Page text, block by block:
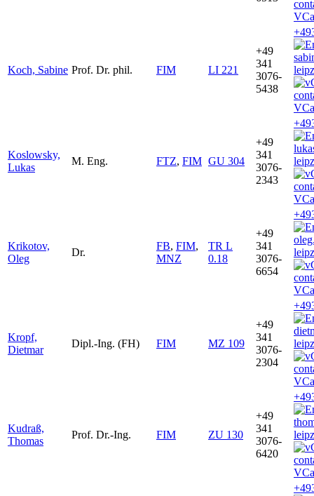
Koch, Sabine Prof. Dr. phil. FIM LI 221
+49
341
3076-
5438
Koslowsky,
Lukas
M. Eng. FTZ, FIM GU 304
+49
341
3076-
2343
Krikotov,
Oleg
Dr.
FB, FIM,
MNZ
TR L
0.18
+49
341
3076-
6654
Kropf,
Dietmar
Dipl.-Ing. (FH) FIM MZ 109
+49
341
3076-
2304
Kudraß,
Thomas
Prof. Dr.-Ing. FIM ZU 130
+49
341
3076-
6420